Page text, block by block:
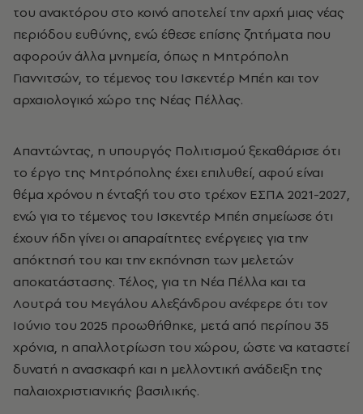
του ανακτόρου στο κοινό αποτελεί την αρχή μιας νέας
περιόδου ευθύνης, ενώ έθεσε επίσης ζητήματα που
αφορούν άλλα μνημεία, όπως η Μητρόπολη
Γιαννιτσών, το τέμενος του Ισκεντέρ Μπέη και τον
αρχαιολογικό χώρο της Νέας Πέλλας.
Απαντώντας, η υπουργός Πολιτισμού ξεκαθάρισε ότι
το έργο της Μητρόπολης έχει επιλυθεί, αφού είναι
θέμα χρόνου η ένταξή του στο τρέχον ΕΣΠΑ 2021-2027,
ενώ για το τέμενος του Ισκεντέρ Μπέη σημείωσε ότι
έχουν ήδη γίνει οι απαραίτητες ενέργειες για την
απόκτησή του και την εκπόνηση των μελετών
αποκατάστασης. Τέλος, για τη Νέα Πέλλα και τα
Λουτρά του Μεγάλου Αλεξάνδρου ανέφερε ότι τον
Ιούνιο του 2025 προωθήθηκε, μετά από περίπου 35
χρόνια, η απαλλοτρίωση του χώρου, ώστε να καταστεί
δυνατή η ανασκαφή και η μελλοντική ανάδειξη της
παλαιοχριστιανικής βασιλικής.